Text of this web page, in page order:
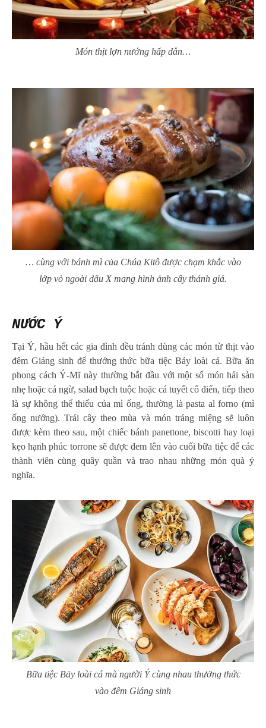
Món thịt lợn nướng hấp dẫn…
… cùng với bánh mì của Chúa Kitô được chạm khắc vào
lớp vỏ ngoài dấu X mang hình ảnh cây thánh giá.
NƯỚC Ý
Tại Ý, hầu hết các gia đình đều tránh dùng các món từ thịt vào
đêm Giáng sinh để thưởng thức bữa tiệc Bảy loài cá. Bữa ăn
phong cách Ý-Mĩ này thường bắt đầu với một số món hải sản
nhẹ hoặc cá ngừ, salad bạch tuộc hoặc cá tuyết cổ điển, tiếp theo
là sự không thể thiếu của mì ống, thường là pasta al forno (mì
ống nướng). Trái cây theo mùa và món tráng miệng sẽ luôn
được kèm theo sau, một chiếc bánh panettone, biscotti hay loại
kẹo hạnh phúc torrone sẽ được đem lên vào cuối bữa tiệc để các
thành viên cùng quây quần và trao nhau những món quà ý
nghĩa.
Bữa tiệc Bảy loài cá mà người Ý cùng nhau thưởng thức
vào đêm Giáng sinh